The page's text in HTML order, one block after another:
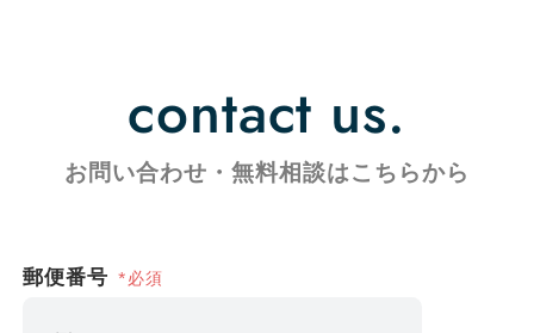
contact us.
お問い合わせ・無料相談はこちらから
郵便番号 *必須